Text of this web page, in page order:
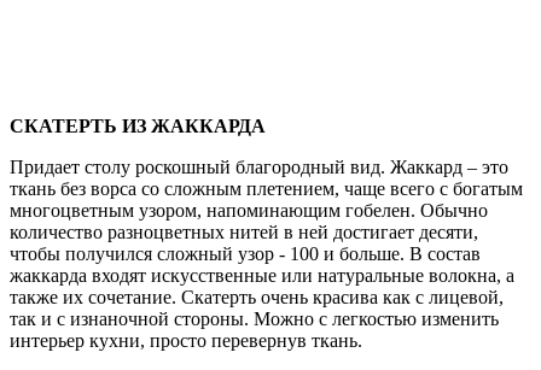
СКАТЕРТЬ ИЗ ЖАККАРДА
Придает столу роскошный благородный вид. Жаккард – это
ткань без ворса со сложным плетением, чаще всего с богатым
многоцветным узором, напоминающим гобелен. Обычно
количество разноцветных нитей в ней достигает десяти,
чтобы получился сложный узор - 100 и больше. В состав
жаккарда входят искусственные или натуральные волокна, а
также их сочетание. Скатерть очень красива как с лицевой,
так и с изнаночной стороны. Можно с легкостью изменить
интерьер кухни, просто перевернув ткань.